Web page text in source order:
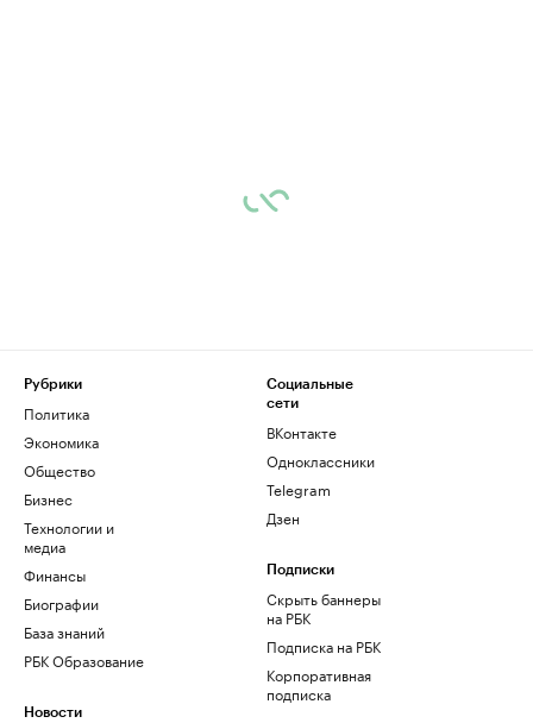
Рубрики
Политика
Экономика
Общество
Бизнес
Технологии и
медиа
Финансы
Биографии
База знаний
РБК Образование
Новости
Социальные
сети
ВКонтакте
Одноклассники
Telegram
Дзен
Подписки
Скрыть баннеры
на РБК
Подписка на РБК
Корпоративная
подписка